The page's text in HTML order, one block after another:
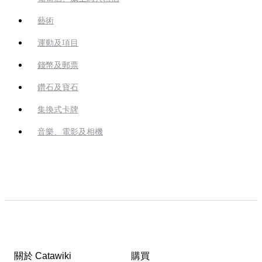
藝術
運動及項目
錢幣及郵票
鑽石及寶石
集換式卡牌
音樂、電影及相機
關於 Catawiki 購買